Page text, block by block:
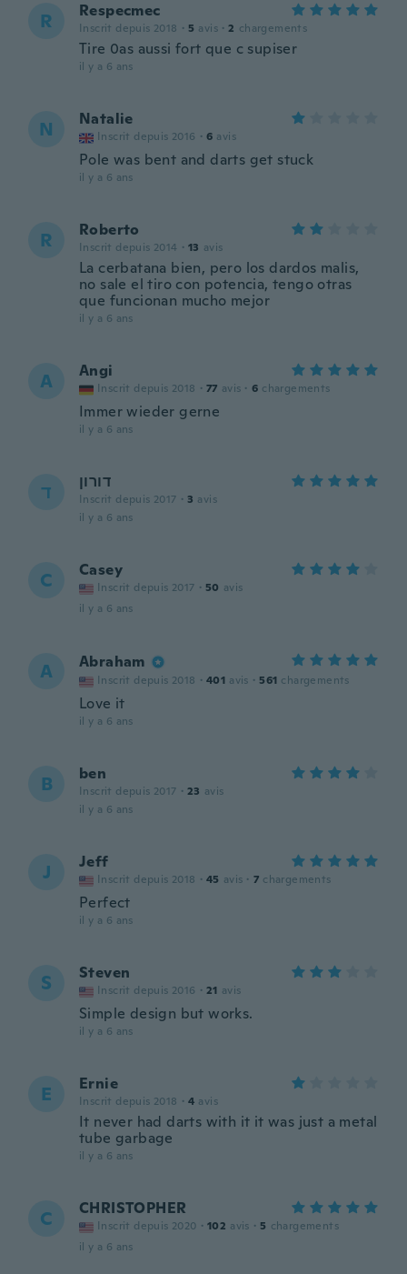
R Respecmec
Inscrit depuis 2018 · 5 avis · 2 chargements
Tire 0as aussi fort que c supiser
il y a 6 ans
N Natalie
Inscrit depuis 2016 · 6 avis
Pole was bent and darts get stuck
il y a 6 ans
R Roberto
Inscrit depuis 2014 · 13 avis
La cerbatana bien, pero los dardos malis,
no sale el tiro con potencia, tengo otras
que funcionan mucho mejor
il y a 6 ans
A Angi
Inscrit depuis 2018 · 77 avis · 6 chargements
Immer wieder gerne
il y a 6 ans
ד דורון
Inscrit depuis 2017 · 3 avis
il y a 6 ans
C Casey
Inscrit depuis 2017 · 50 avis
il y a 6 ans
A Abraham
Inscrit depuis 2018 · 401 avis · 561 chargements
Love it
il y a 6 ans
B ben
Inscrit depuis 2017 · 23 avis
il y a 6 ans
J Jeff
Inscrit depuis 2018 · 45 avis · 7 chargements
Perfect
il y a 6 ans
S Steven
Inscrit depuis 2016 · 21 avis
Simple design but works.
il y a 6 ans
E Ernie
Inscrit depuis 2018 · 4 avis
It never had darts with it it was just a metal
tube garbage
il y a 6 ans
C CHRISTOPHER
Inscrit depuis 2020 · 102 avis · 5 chargements
il y a 6 ans